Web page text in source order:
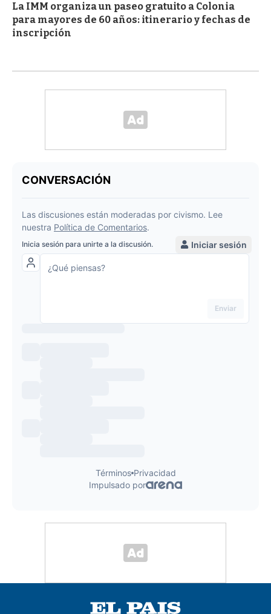
La IMM organiza un paseo gratuito a Colonia
para mayores de 60 años: itinerario y fechas de
inscripción